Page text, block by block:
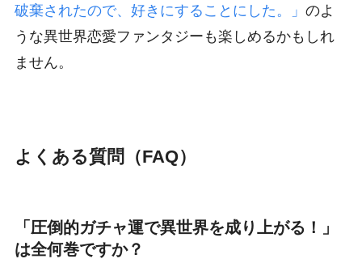
破棄されたので、好きにすることにした。」 のよ
うな異世界恋愛ファンタジーも楽しめるかもしれ
ません。
よくある質問（FAQ）
「圧倒的ガチャ運で異世界を成り上がる！」
は全何巻ですか？